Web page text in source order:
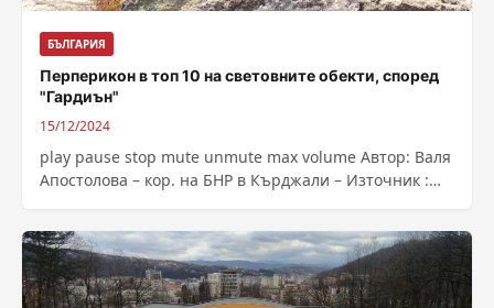
БЪЛГАРИЯ
Перперикон в топ 10 на световните обекти, според
"Гардиън"
15/12/2024
play pause stop mute unmute max volume Автор: Валя
Апостолова – кор. на БНР в Кърджали – Източник :
svetovnite-obekti-spored-gardian